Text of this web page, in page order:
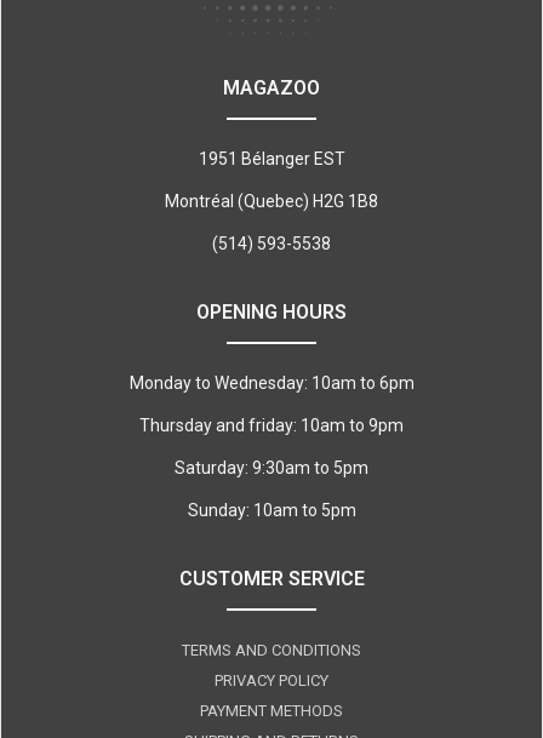
MAGAZOO
1951 Bélanger EST
Montréal (Quebec) H2G 1B8
(514) 593-5538
OPENING HOURS
Monday to Wednesday: 10am to 6pm
Thursday and friday: 10am to 9pm
Saturday: 9:30am to 5pm
Sunday: 10am to 5pm
CUSTOMER SERVICE
TERMS AND CONDITIONS
PRIVACY POLICY
PAYMENT METHODS